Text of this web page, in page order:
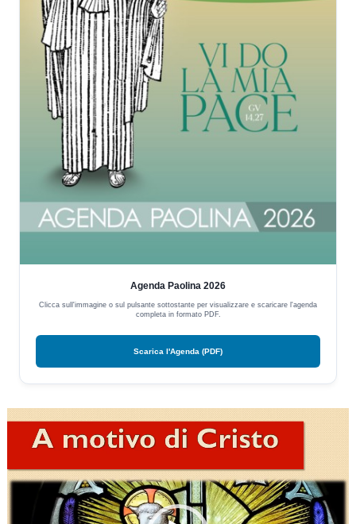
Agenda Paolina 2026
Clicca sull'immagine o sul pulsante sottostante per visualizzare e scaricare l'agenda
completa in formato PDF.
Scarica l'Agenda (PDF)
Player